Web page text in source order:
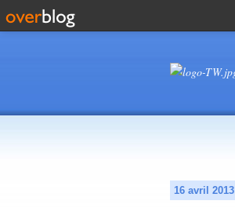
16 avril 2013